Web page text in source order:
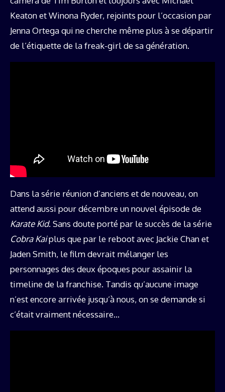
Keaton et Winona Ryder, rejoints pour l’occasion par
Jenna Ortega qui ne cherche même plus à se départir
de l’étiquette de la freak-girl de sa génération.
Dans la série réunion d’anciens et de nouveau, on
attend aussi pour décembre un nouvel épisode de
Karate Kid. Sans doute porté par le succès de la série
Cobra Kaiplus que par le reboot avec Jackie Chan et
Jaden Smith, le film devrait mélanger les
personnages des deux époques pour assainir la
timeline de la franchise. Tandis qu’aucune image
n’est encore arrivée jusqu’à nous, on se demande si
c’était vraiment nécessaire…